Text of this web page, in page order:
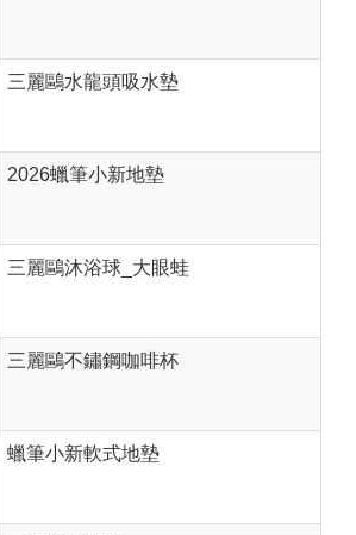
三麗鷗水龍頭吸水墊
2026蠟筆小新地墊
三麗鷗沐浴球_大眼蛙
三麗鷗不鏽鋼咖啡杯
蠟筆小新軟式地墊